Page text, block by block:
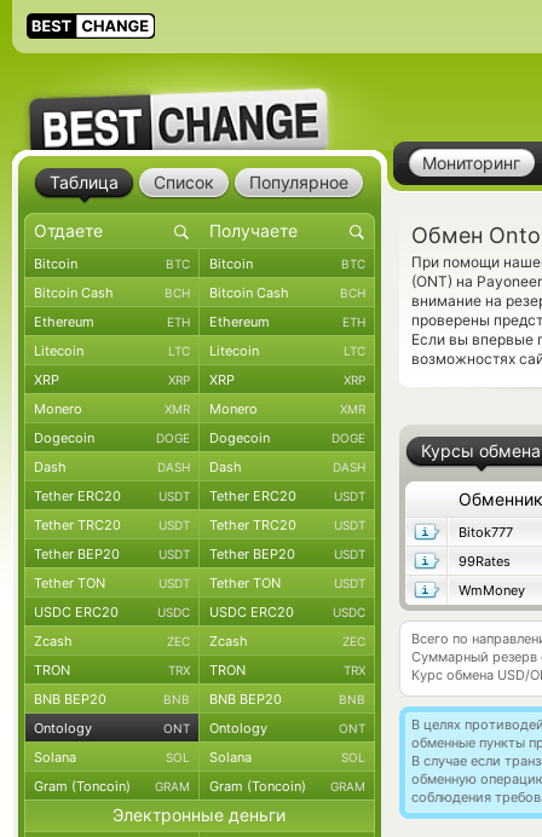
Мониторинг
Обмен
При помощи
(ONT) на
внимание на
проверены
Если вы впервые
возможностях
Курсы обмена
Обменник
Bitok777
99Rates
WmMoney
Всего по
Суммарный резерв
Курс обмена USD/
В целях
обменные пункты
В случае если
обменную
соблюдения
Таблица Список Популярное
Bitcoin BTC Bitcoin BTC
Bitcoin Cash BCH Bitcoin Cash BCH
Ethereum ETH Ethereum ETH
Litecoin LTC Litecoin LTC
XRP XRP XRP XRP
Monero XMR Monero XMR
Dogecoin DOGE Dogecoin DOGE
Dash DASH Dash DASH
Tether ERC20 USDT Tether ERC20 USDT
Tether TRC20 USDT Tether TRC20 USDT
Tether BEP20 USDT Tether BEP20 USDT
Tether TON USDT Tether TON USDT
USDC ERC20 USDC USDC ERC20 USDC
Zcash ZEC Zcash ZEC
TRON TRX TRON TRX
BNB BEP20 BNB BNB BEP20 BNB
Ontology ONT Ontology ONT
Solana SOL Solana SOL
Gram (Toncoin) GRAM Gram (Toncoin) GRAM
Электронные деньги